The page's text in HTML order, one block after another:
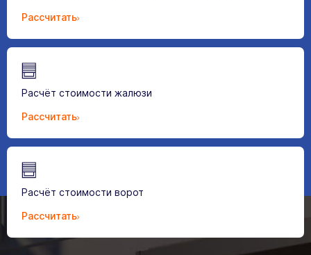
Рассчитать
Расчёт стоимости жалюзи
Рассчитать
Расчёт стоимости ворот
Рассчитать